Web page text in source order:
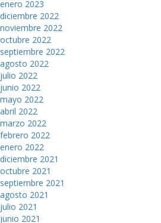
enero 2023
diciembre 2022
noviembre 2022
octubre 2022
septiembre 2022
agosto 2022
julio 2022
junio 2022
mayo 2022
abril 2022
marzo 2022
febrero 2022
enero 2022
diciembre 2021
octubre 2021
septiembre 2021
agosto 2021
julio 2021
junio 2021